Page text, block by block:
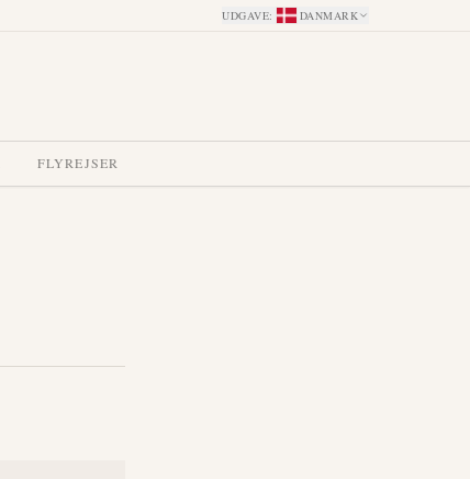
UDGAVE: DANMARK
FLYREJSER